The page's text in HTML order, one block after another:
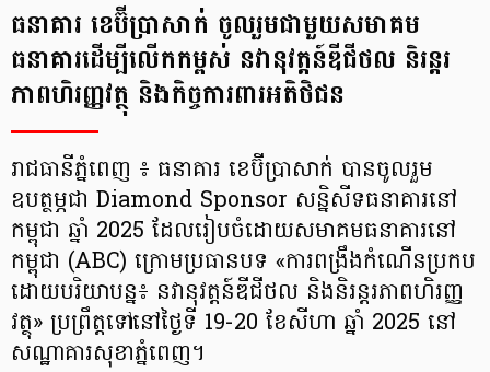
ធនាគារ ខេប៊ីប្រាសាក់ ចូលរួមជាមួយសមាគម
ធនាគារដើម្បីលើកកម្ពស់ នវានុវត្តន៍ឌីជីថល និរន្តរ
ភាពហិរញ្ញវត្ថុ និងកិច្ចការពារអតិថិជន
រាជធានីភ្នំពេញ ៖ ធនាគារ ខេប៊ីប្រាសាក់ បានចូលរួម
ឧបត្ថម្ភជា Diamond Sponsor សន្និសីទធនាគារនៅ
កម្ពុជា ឆ្នាំ 2025 ដែលរៀបចំដោយសមាគមធនាគារនៅ
កម្ពុជា (ABC) ក្រោមប្រធានបទ «ការពង្រឹងកំណើនប្រកប
ដោយបរិយាបន្ន៖ នវានុវត្តន៍ឌីជីថល និងនិរន្តរភាពហិរញ្ញ
វត្ថុ» ប្រព្រឹត្តទៅនៅថ្ងៃទី 19-20 ខែសីហា ឆ្នាំ 2025 នៅ
សណ្ឋាគារសុខាភ្នំពេញ។